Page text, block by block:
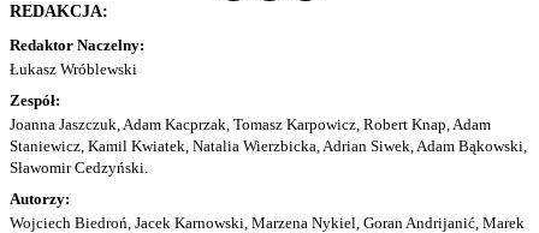
REDAKCJA:
Redaktor Naczelny:
Łukasz Wróblewski
Zespół:
Joanna Jaszczuk, Adam Kacprzak, Tomasz Karpowicz, Robert Knap, Adam
Staniewicz, Kamil Kwiatek, Natalia Wierzbicka, Adrian Siwek, Adam Bąkowski,
Sławomir Cedzyński.
Autorzy:
Wojciech Biedroń, Jacek Karnowski, Marzena Nykiel, Goran Andrijanić, Marek